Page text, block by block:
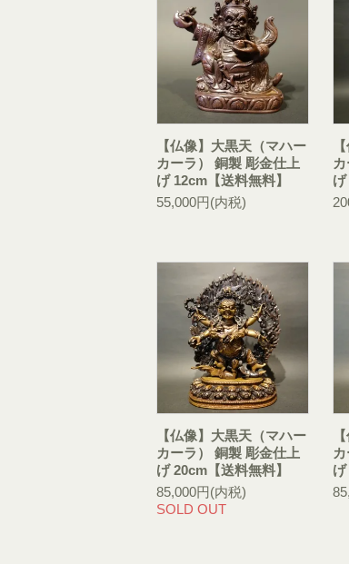
【仏像】大黒天（マハー
カーラ） 銅製 彫金仕上
げ 12cm【送料無料】
55,000円(内税)
げ
【仏像】大黒天（マハー
カーラ） 銅製 彫金仕上
げ 20cm【送料無料】
85,000円(内税)
SOLD OUT
げ